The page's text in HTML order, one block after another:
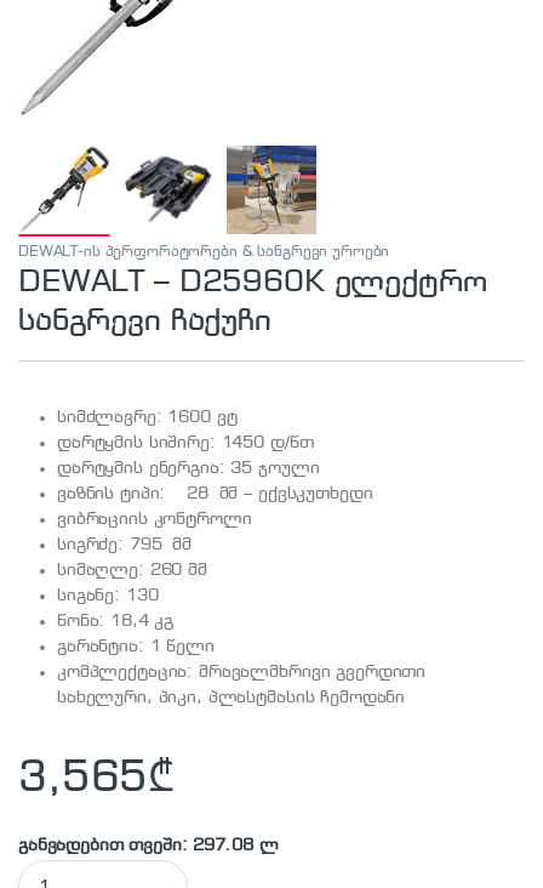
DEWALT-ის პერფორატორები & სანგრევი უროები
DEWALT – D25960K ელექტრო
სანგრევი ჩაქუჩი
სიმძლავრე: 1600 ვტ
დარტყმის სიშირე: 1450 დ/წთ
დარტყმის ენერგია: 35 ჯოული
ვაზნის ტიპი: 28 მმ – ექვსკუთხედი
ვიბრაციის კონტროლი
სიგრძე: 795 მმ
სიმაღლე: 260 მმ
სიგანე: 130
წონა: 18,4 კგ
გარანტია: 1 წელი
კომპლექტაცია: მრავალმხრივი გვერდითი
სახელური, პიკი, პლასტმასის ჩემოდანი
3,565₾
განვადებით თვეში: 297.08 ლ
DEWALT - D25960K ელექტრო სანგრევი ჩაქუჩი quantity